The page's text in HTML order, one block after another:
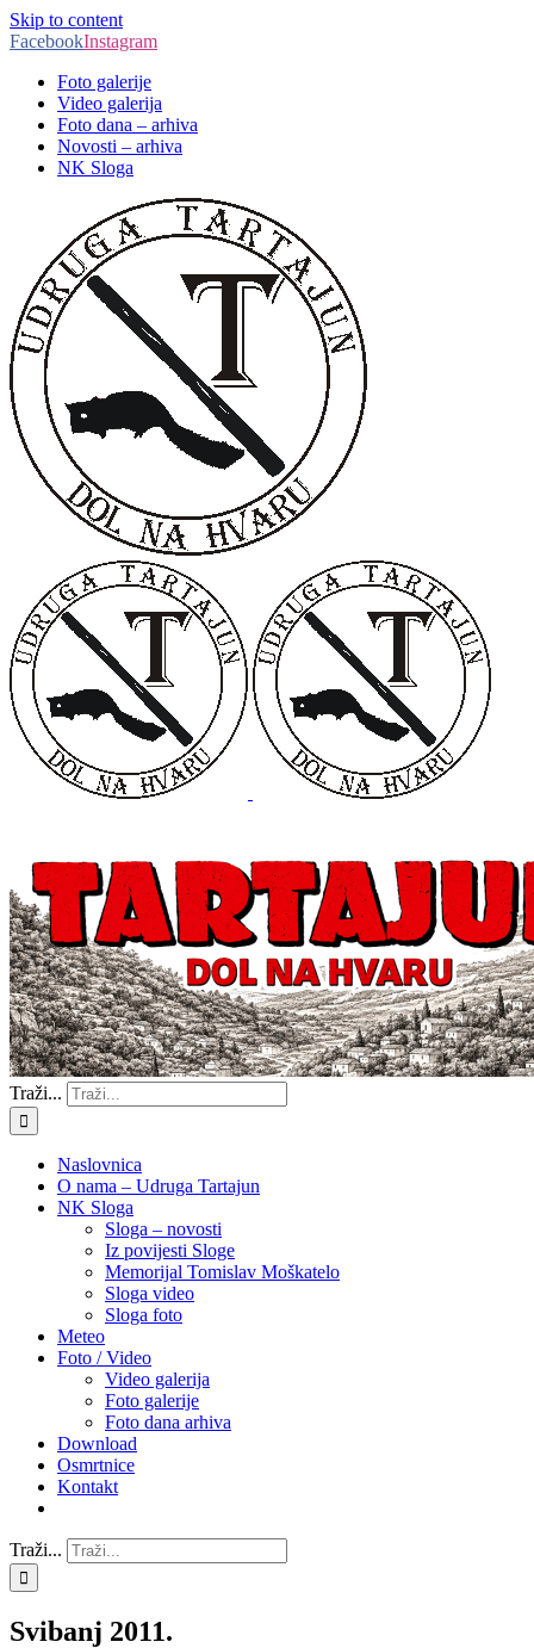
Skip to content
FacebookInstagram
Foto galerije
Video galerija
Foto dana – arhiva
Novosti – arhiva
NK Sloga
Traži...
Naslovnica
O nama – Udruga Tartajun
NK Sloga
Sloga – novosti
Iz povijesti Sloge
Memorijal Tomislav Moškatelo
Sloga video
Sloga foto
Meteo
Foto / Video
Video galerija
Foto galerije
Foto dana arhiva
Download
Osmrtnice
Kontakt
Traži...
Svibanj 2011.